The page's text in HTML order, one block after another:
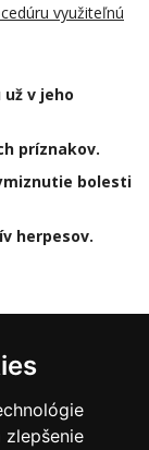
zlepšenie
využiteľnú
v jeho
príznakov.
bolesti
herpesov.
-
-